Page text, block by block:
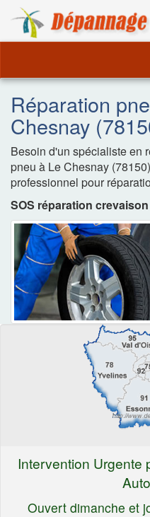
Réparation
Chesnay
Besoin d'un spécialiste en
pneu à Le Chesnay
professionnel pour
SOS réparation
Intervention Urgente
Ouvert dimanche et